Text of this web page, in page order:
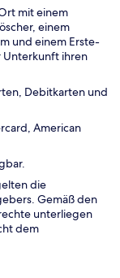
mit einem
einem
und einem Erste-
Unterkunft ihren
Debitkarten und
American
die
Gemäß den
unterliegen
dem